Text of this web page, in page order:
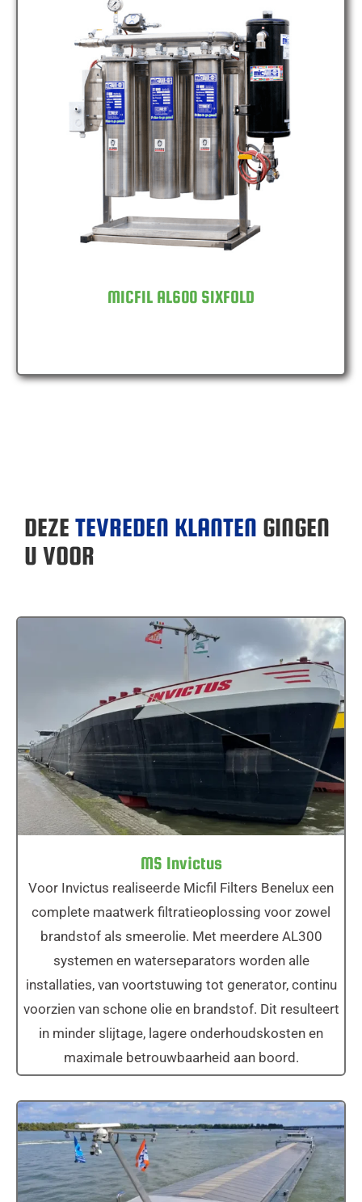
MICFIL AL600 SIXFOLD
MICFIL AL600 SIXFOLD
DEZE TEVREDEN KLANTEN GINGEN
U VOOR
MS Invictus
MS Invictus
Voor Invictus realiseerde Micfil Filters Benelux een
complete maatwerk filtratieoplossing voor zowel
brandstof als smeerolie. Met meerdere AL300
systemen en waterseparators worden alle
installaties, van voortstuwing tot generator, continu
voorzien van schone olie en brandstof. Dit resulteert
in minder slijtage, lagere onderhoudskosten en
maximale betrouwbaarheid aan boord.